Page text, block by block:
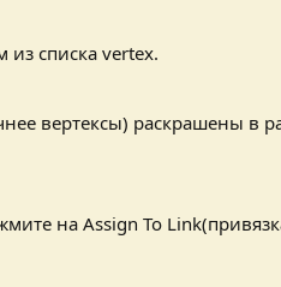
из списка vertex.
вертексы) раскрашены в
на Assign To